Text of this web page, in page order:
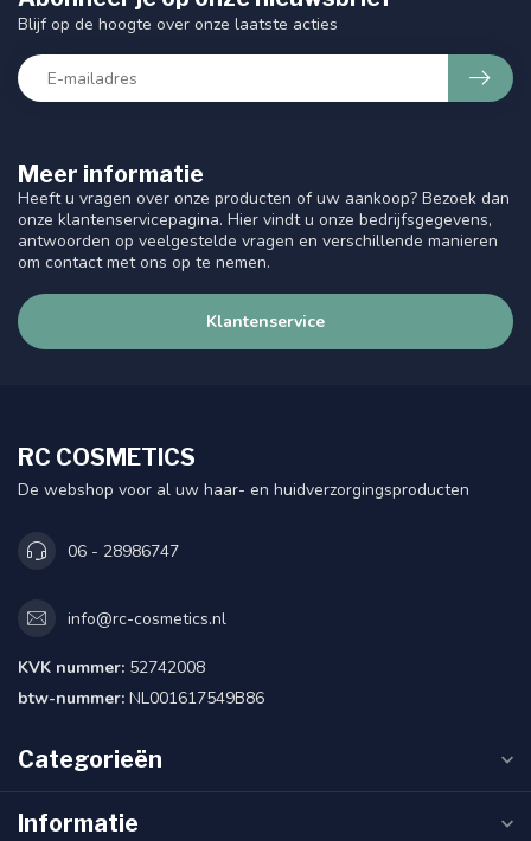
Meer informatie
Heeft u vragen over onze producten of uw aankoop? Bezoek dan
onze klantenservicepagina. Hier vindt u onze bedrijfsgegevens,
antwoorden op veelgestelde vragen en verschillende manieren
om contact met ons op te nemen.
Klantenservice
Blijf op de hoogte over onze laatste acties
RC COSMETICS
De webshop voor al uw haar- en huidverzorgingsproducten
06 - 28986747
info@rc-cosmetics.nl
KVK nummer: 52742008
btw-nummer: NL001617549B86
Categorieën
Informatie